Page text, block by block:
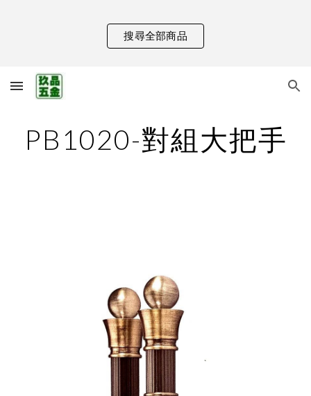
Skip to main content
搜尋全部商品
PB1020-對組大把手